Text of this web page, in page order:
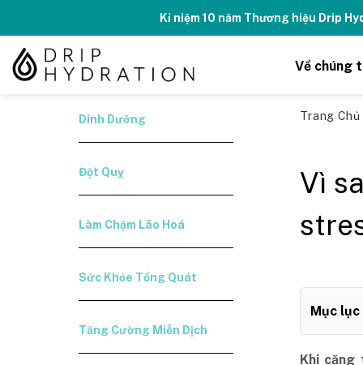
content
Kỉ niệm 10 năm Thương hiệu Drip
Về chúng
Dinh Dưỡng
Đột Quỵ
Làm Chậm Lão Hoá
Sức Khỏe Tổng Quát
Tăng Cường Miễn Dịch
Trang Chủ
Vì
Mục lục
Khi căng